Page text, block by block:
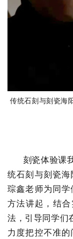
传统石刻与刻瓷海
刻瓷体验课我
统石刻与刻瓷
琮鑫老师为同
方法讲起，结
法，引导同学们
力度把控不准